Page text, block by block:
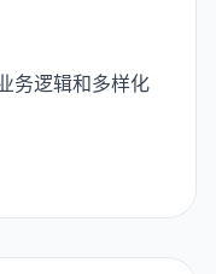
务逻辑和多样化